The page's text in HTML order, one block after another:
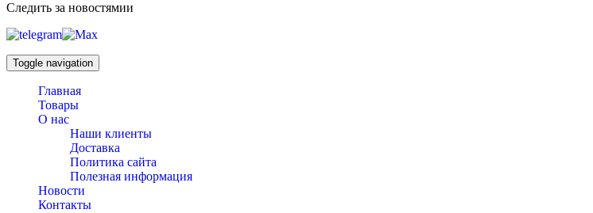
Следить за новостямии
Toggle navigation
Главная
Товары
О нас
Наши клиенты
Доставка
Политика сайта
Полезная информация
Новости
Контакты